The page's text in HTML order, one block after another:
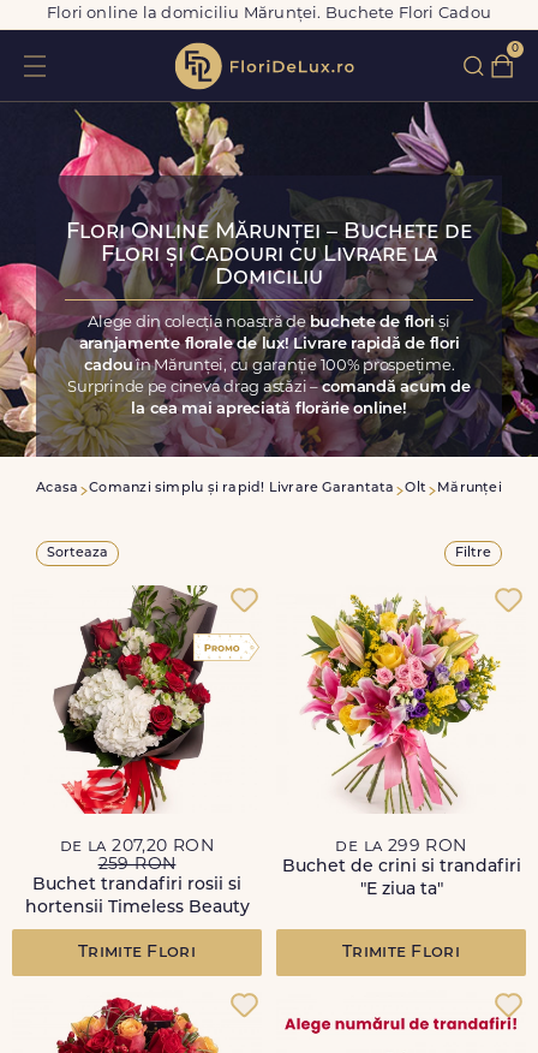
Flori online la domiciliu Mărunței. Buchete Flori Cadou
0
Flori Online Mărunței – Buchete de
Flori și Cadouri cu Livrare la
Domiciliu
Alege din colecția noastră de buchete de floriși
aranjamente florale de lux! Livrare rapidă de flori
cadouîn Mărunței, cu garanție 100% prospețime.
Surprinde pe cineva drag astăzi –comandă acum de
la cea mai apreciată florărie online!
Acasa Comanzi simplu și rapid! Livrare Garantata Olt Mărunței
Sorteaza Filtre
de la 207,20 RON
259 RON
Buchet trandafiri rosii si
hortensii Timeless Beauty
Trimite Flori
de la 299 RON
Buchet de crini si trandafiri
"E ziua ta"
Trimite Flori